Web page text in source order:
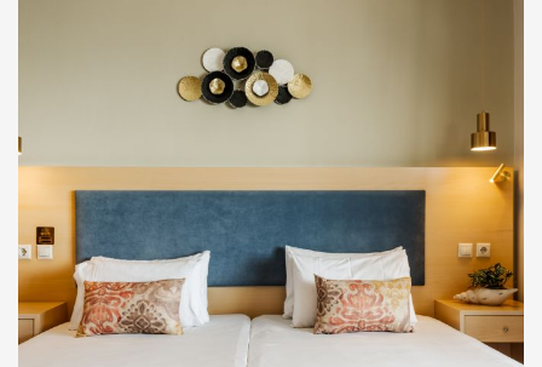
Στούντιο Ορόφου